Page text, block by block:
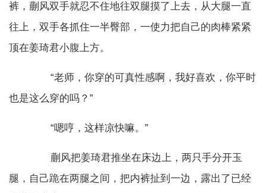
裤，蒯风双手就忍不住地往双腿摸了上去，从大腿一直
往上，双手各抓住一半臀部，一使力把自己的肉棒紧紧
顶在姜琦君小腹上方。
“老师，你穿的可真性感啊，我好喜欢，你平时
也是这么穿的吗？”
“嗯哼，这样凉快嘛。”
蒯风把姜琦君推坐在床边上，两只手分开玉
腿，自己跪在两腿之间，把内裤扯到一边，露出了已经